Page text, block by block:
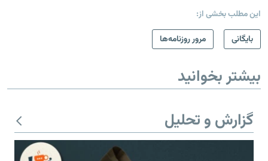
این مطلب بخشی از:
بایگانی
مرور روزنامه‌ها
بیشتر بخوانید
گزارش و تحلیل